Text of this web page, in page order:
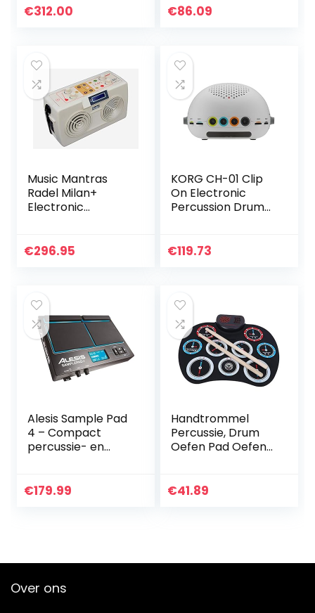
Superstevig Stalen
Aansluitkabels,
Drumstokken en
Drumsleutel
€312.00
Practice Pad Kit
€86.09
Music Mantras
Radel Milan+
Electronic
tanpura/electroni
Tarnag/TAMBORA
/ESRAJ/SITAR/Shr
uti Box/RADEL
Saarang/harmonix
€296.95
KORG CH-01 Clip
On Electronic
Percussion Drum
€119.73
Alesis Sample Pad
4 – Compact
percussie- en
met 4
kaartsleuf
€179.99
Handtrommel
Percussie, Drum
Oefen Pad Oefen
voor Kinderen
€41.89
Over ons